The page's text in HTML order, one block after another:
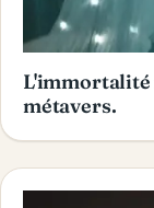
L'immortalité
métavers.